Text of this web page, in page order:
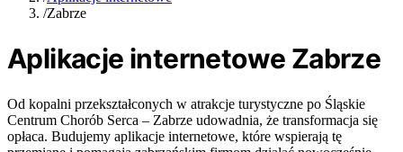
/Zabrze
Aplikacje internetowe Zabrze
Od kopalni przekształconych w atrakcje turystyczne po Śląskie
Centrum Chorób Serca – Zabrze udowadnia, że transformacja się
opłaca. Budujemy aplikacje internetowe, które wspierają tę